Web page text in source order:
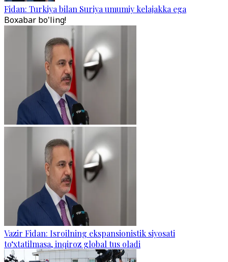
Fidan: Turkiya bilan Suriya umumiy kelajakka ega
Boxabar bo'ling!
Vazir Fidan: Isroilning ekspansionistik siyosati
to‘xtatilmasa, inqiroz global tus oladi